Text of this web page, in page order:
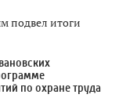
подвел итоги
по охране труда